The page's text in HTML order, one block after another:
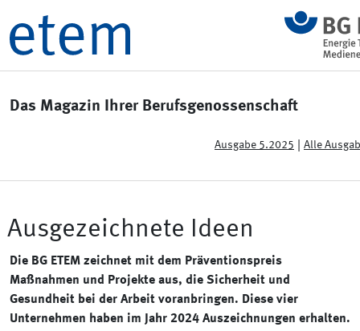
Das Magazin Ihrer Berufsgenossenschaft
Ausgabe 5.2025 Alle
Ausgezeichnete Ideen
Die BG ETEM zeichnet mit dem Präventionspreis
Maßnahmen und Projekte aus, die Sicherheit und
Gesundheit bei der Arbeit voranbringen. Diese vier
Unternehmen haben im Jahr 2024 Auszeichnungen erhalten.